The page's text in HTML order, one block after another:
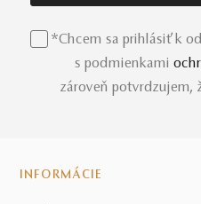
*Chcem sa prihlásiť k
s podmienkami
zároveň potvrdzujem,
INFORMÁCIE